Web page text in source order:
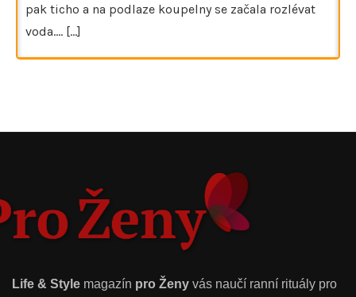
pak ticho a na podlaze koupelny se začala rozlévat
voda.… [...]
Life & Style magazín pro Ženy vás naučí ranní rituály pro